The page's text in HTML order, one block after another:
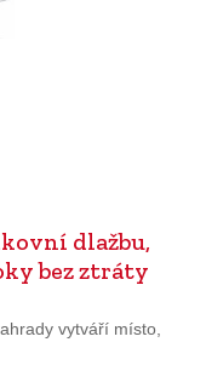
dlažbu,
bez ztráty
vytváří místo,